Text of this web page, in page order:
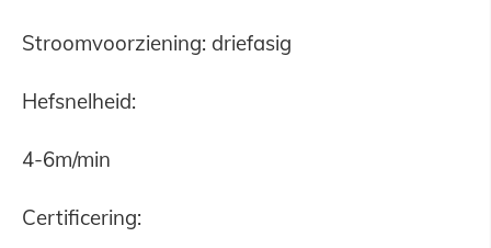
Stroomvoorziening: driefasig
Hefsnelheid:
4-6m/min
Certificering: